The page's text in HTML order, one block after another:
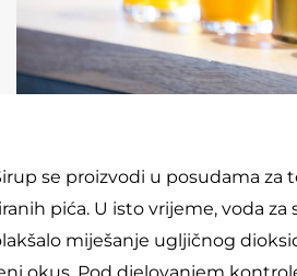
se proizvodi u posudama za
pića. U isto vrijeme, voda
miješanje ugljičnog